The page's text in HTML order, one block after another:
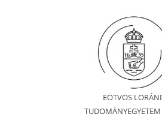
EÖTVÖS
TUDOMÁNYEGYETEM